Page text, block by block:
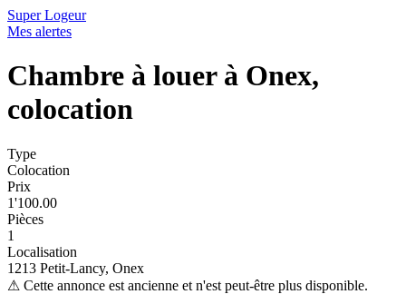
Super Logeur
Mes alertes
Chambre à louer à Onex,
colocation
Type
Colocation
Prix
1'100.00
Pièces
1
Localisation
1213 Petit-Lancy, Onex
⚠ Cette annonce est ancienne et n'est peut-être plus disponible.